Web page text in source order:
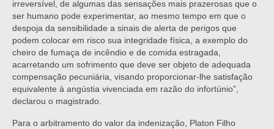
irreversível, de algumas das sensações mais prazerosas que o
ser humano pode experimentar, ao mesmo tempo em que o
despoja da sensibilidade a sinais de alerta de perigos que
podem colocar em risco sua integridade física, a exemplo do
cheiro de fumaça de incêndio e de comida estragada,
acarretando um sofrimento que deve ser objeto de adequada
compensação pecuniária, visando proporcionar-lhe satisfação
equivalente à angústia vivenciada em razão do infortúnio”,
declarou o magistrado.
Para o arbitramento do valor da indenização, Platon Filho